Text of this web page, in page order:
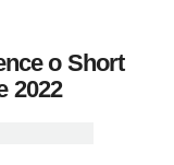
o Short
2022